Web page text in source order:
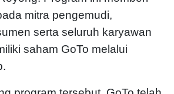
mitra pengemudi,
serta seluruh karyawan
saham GoTo melalui